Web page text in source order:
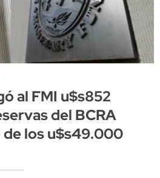
al FMI u$s852
del BCRA
los u$s49.000